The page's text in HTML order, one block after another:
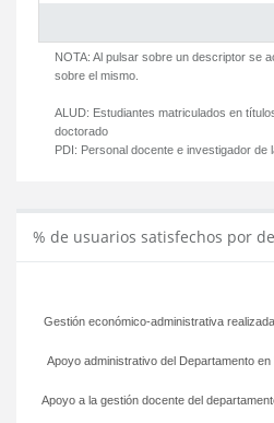
NOTA: Al pulsar sobre un descriptor se
sobre el mismo.
ALUD: Estudiantes matriculados en
doctorado
PDI: Personal docente e investigador de
% de usuarios satisfechos por
Apoyo a la gestión docente del
Apoyo administrativo del Departamento en
Gestión económico-administrativa realizada